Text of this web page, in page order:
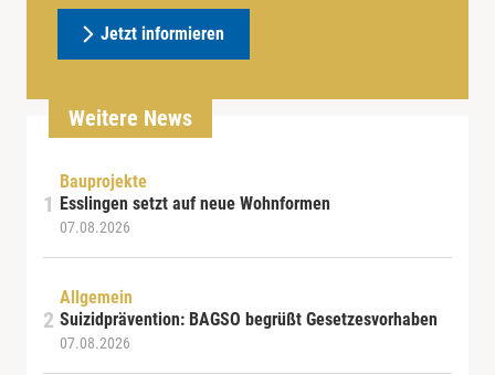
Jetzt informieren
Weitere News
Bauprojekte
Esslingen setzt auf neue Wohnformen
07.08.2026
Allgemein
Suizidprävention: BAGSO begrüßt Gesetzesvorhaben
07.08.2026